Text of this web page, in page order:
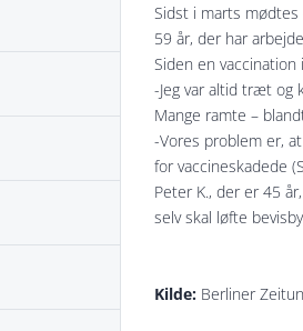
Sidst i marts
59 år, der har
Siden en
-Jeg var altid træt og
Mange ramte –
-Vores problem er,
for vaccineskadede
Peter K., der er 45
selv skal løfte
Kilde: Berliner